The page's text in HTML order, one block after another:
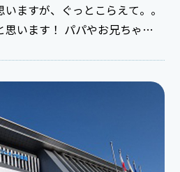
ますが、ぐっとこらえて。。
パパやお兄ちゃ
☆ これからも家族
いってくださいね☆ 立ち会
りがとうございました。＊＾＾